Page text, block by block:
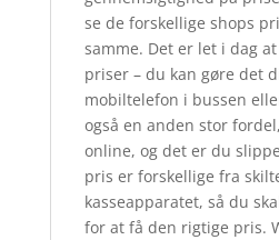
se de forskellige shops
samme. Det er let i dag
priser – du kan gøre det
mobiltelefon i bussen
også en anden stor
online, og det er du
pris er forskellige fra
kasseapparatet, så du
for at få den rigtige pris.